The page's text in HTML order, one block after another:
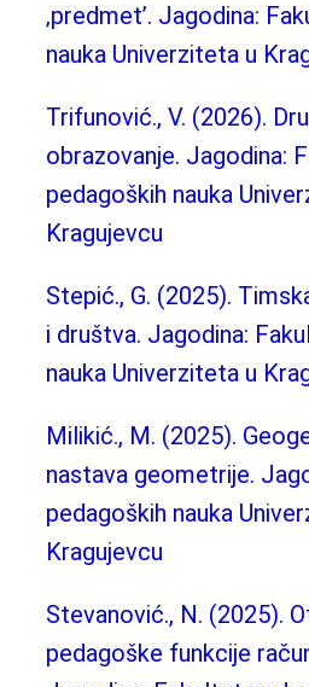
‚predmet’. Jagodina:
nauka Univerziteta u
Trifunović., V. (2026).
obrazovanje. Jagodina:
pedagoških nauka
Kragujevcu
Stepić., G. (2025).
i društva. Jagodina:
nauka Univerziteta u
Milikić., M. (2025).
nastava geometrije.
pedagoških nauka
Kragujevcu
Stevanović., N. (2025).
pedagoške funkcije